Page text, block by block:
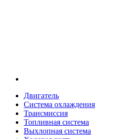
Двигатель
Система охлаждения
Трансмиссия
Топливная система
Выхлопная система